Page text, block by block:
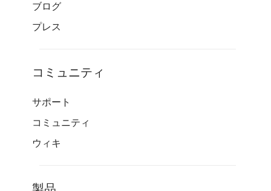
ブログ
プレス
コミュニティ
サポート
コミュニティ
ウィキ